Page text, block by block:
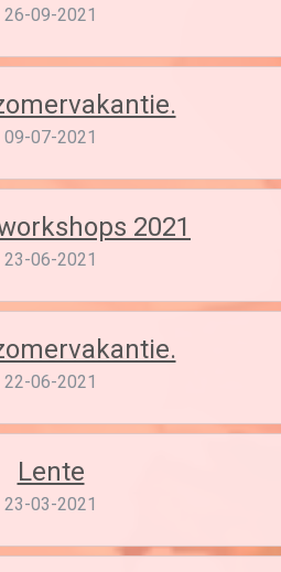
26-09-2021
09-07-2021
2021
23-06-2021
22-06-2021
Lente
23-03-2021